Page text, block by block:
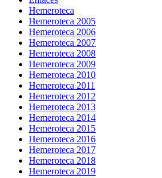
Hemeroteca
Hemeroteca 2005
Hemeroteca 2006
Hemeroteca 2007
Hemeroteca 2008
Hemeroteca 2009
Hemeroteca 2010
Hemeroteca 2011
Hemeroteca 2012
Hemeroteca 2013
Hemeroteca 2014
Hemeroteca 2015
Hemeroteca 2016
Hemeroteca 2017
Hemeroteca 2018
Hemeroteca 2019